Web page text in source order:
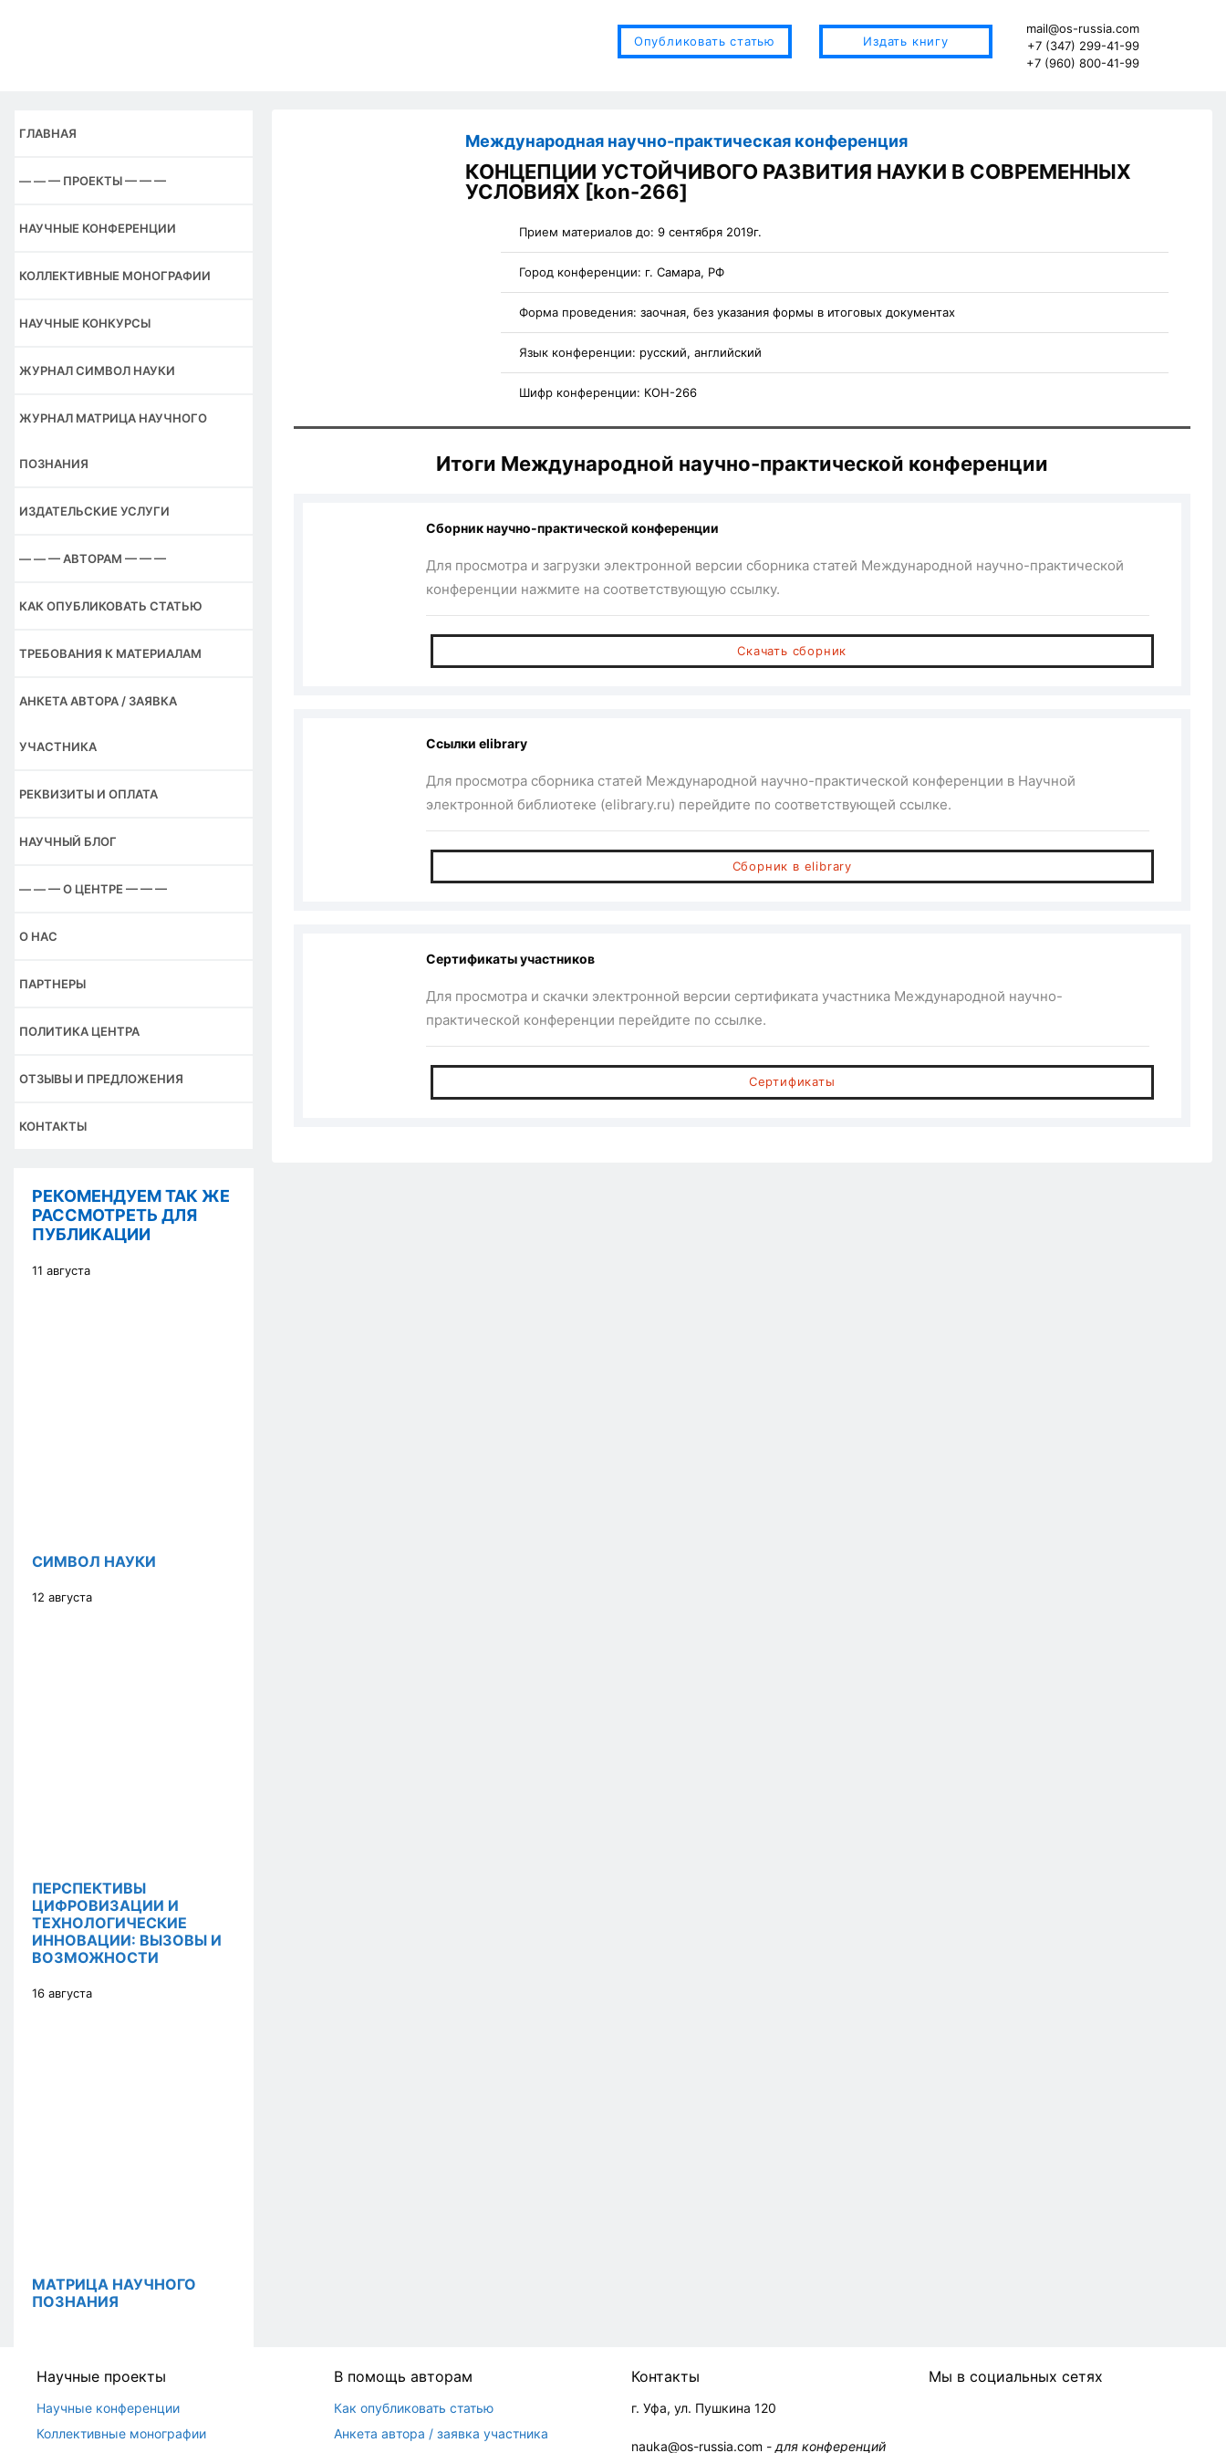
Опубликовать статью Издать книгу
mail@os-russia.com
+7 (347) 299-41-99
+7 (960) 800-41-99
ГЛАВНАЯ
— — — ПРОЕКТЫ — — —
НАУЧНЫЕ КОНФЕРЕНЦИИ
КОЛЛЕКТИВНЫЕ МОНОГРАФИИ
НАУЧНЫЕ КОНКУРСЫ
ЖУРНАЛ СИМВОЛ НАУКИ
ЖУРНАЛ МАТРИЦА НАУЧНОГО
ПОЗНАНИЯ
ИЗДАТЕЛЬСКИЕ УСЛУГИ
— — — АВТОРАМ — — —
КАК ОПУБЛИКОВАТЬ СТАТЬЮ
ТРЕБОВАНИЯ К МАТЕРИАЛАМ
АНКЕТА АВТОРА / ЗАЯВКА
УЧАСТНИКА
РЕКВИЗИТЫ И ОПЛАТА
НАУЧНЫЙ БЛОГ
— — — О ЦЕНТРЕ — — —
О НАС
ПАРТНЕРЫ
ПОЛИТИКА ЦЕНТРА
ОТЗЫВЫ И ПРЕДЛОЖЕНИЯ
КОНТАКТЫ
РЕКОМЕНДУЕМ ТАК ЖЕ
РАССМОТРЕТЬ ДЛЯ
ПУБЛИКАЦИИ
11 августа
СИМВОЛ НАУКИ
12 августа
ПЕРСПЕКТИВЫ
ЦИФРОВИЗАЦИИ И
ТЕХНОЛОГИЧЕСКИЕ
ИННОВАЦИИ: ВЫЗОВЫ И
ВОЗМОЖНОСТИ
16 августа
МАТРИЦА НАУЧНОГО
ПОЗНАНИЯ
Международная научно-практическая конференция
КОНЦЕПЦИИ УСТОЙЧИВОГО РАЗВИТИЯ НАУКИ В СОВРЕМЕННЫХ
УСЛОВИЯХ [kon-266]
Прием материалов до: 9 сентября 2019г.
Город конференции: г. Самара, РФ
Форма проведения: заочная, без указания формы в итоговых документах
Язык конференции: русский, английский
Шифр конференции: КОН-266
Итоги Международной научно-практической конференции
Сборник научно-практической конференции
Для просмотра и загрузки электронной версии сборника статей Международной научно-практической
конференции нажмите на соответствующую ссылку.
Скачать сборник
Ссылки elibrary
Для просмотра сборника статей Международной научно-практической конференции в Научной
электронной библиотеке (elibrary.ru) перейдите по соответствующей ссылке.
Сборник в elibrary
Сертификаты участников
Для просмотра и скачки электронной версии сертификата участника Международной научно-
практической конференции перейдите по ссылке.
Сертификаты
Научные проекты
Научные конференции
Коллективные монографии
В помощь авторам
Как опубликовать статью
Анкета автора / заявка участника
Контакты
г. Уфа, ул. Пушкина 120
nauka@os-russia.com - для конференций
Мы в социальных сетях